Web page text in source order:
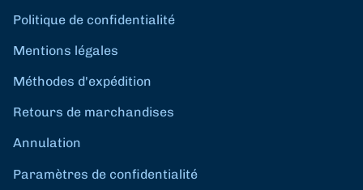
Politique de confidentialité
Mentions légales
Méthodes d'expédition
Retours de marchandises
Annulation
Paramètres de confidentialité